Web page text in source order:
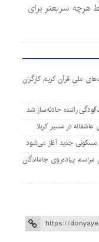
هرچه سریعتر برای
ملی قرآن کریم کارگران
در مسیر کربلا
زائران مراسم پیاده‌روی جاماندگان